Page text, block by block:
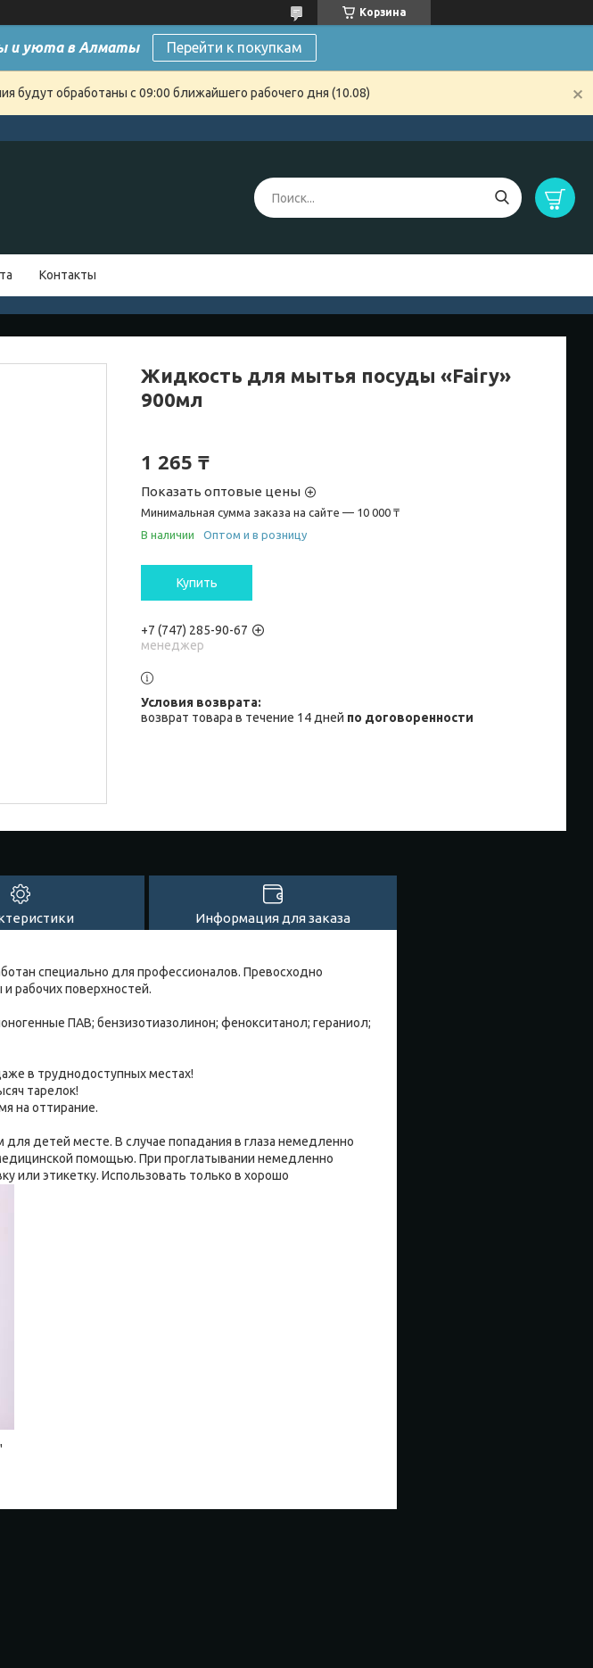
Корзина
и уюта в Алматы Перейти к покупкам
будут обработаны с 09:00 ближайшего рабочего дня (10.08)
Контакты
Жидкость для мытья посуды «Fairy»
900мл
1 265 ₸
Показать оптовые цены
Минимальная сумма заказа на сайте — 10 000 ₸
В наличии
Оптом и в розницу
Купить
+7 (747) 285-90-67
менеджер
возврат товара в течение 14 дней по договоренности
Информация для заказа
специально для профессионалов. Превосходно
рабочих поверхностей.
ПАВ; бензизотиазолинон; фенокситанол; гераниол;
в труднодоступных местах!
тарелок!
на оттирание.
детей месте. В случае попадания в глаза немедленно
помощью. При проглатывании немедленно
или этикетку. Использовать только в хорошо